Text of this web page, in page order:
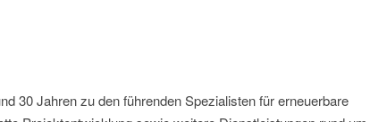
30 Jahren zu den führenden Spezialisten für erneuerbare